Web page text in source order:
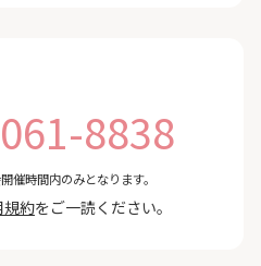
8838
催時間内のみとなります。
規約をご一読ください。